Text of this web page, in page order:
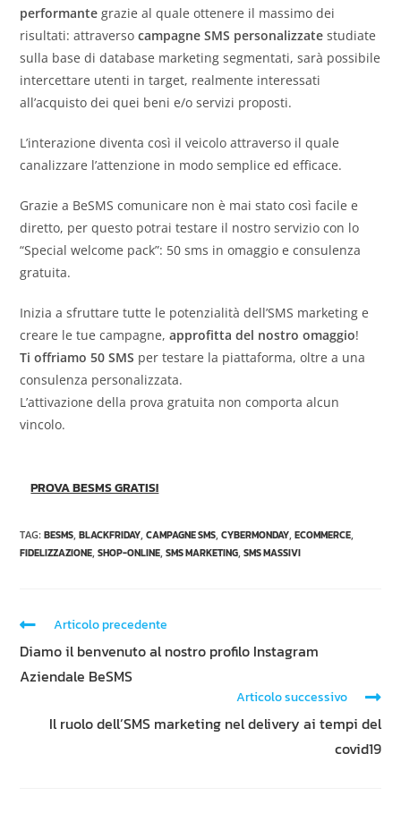
performante grazie al quale ottenere il massimo dei
risultati: attraversocampagne SMS personalizzate studiate
sulla base di database marketing segmentati, sarà possibile
intercettare utenti in target, realmente interessati
all’acquisto dei quei beni e/o servizi proposti.
L’interazione diventa così il veicolo attraverso il quale
canalizzare l’attenzione in modo semplice ed efficace.
Grazie a BeSMS comunicare non è mai stato così facile e
diretto, per questo potrai testare il nostro servizio con lo
“Special welcome pack”: 50 sms in omaggio e consulenza
gratuita.
Inizia a sfruttare tutte le potenzialità dell’SMS marketing e
creare le tue campagne,approfitta del nostro omaggio!
Ti offriamo 50 SMS per testare la piattaforma, oltre a una
consulenza personalizzata.
L’attivazione della prova gratuita non comporta alcun
vincolo.
PROVA BESMS GRATIS!
TAG:BESMS BLACKFRIDAY CAMPAGNE SMS CYBERMONDAY ECOMMERCE
FIDELIZZAZIONE SHOP-ONLINE SMS MARKETING SMS MASSIVI
Articolo precedente
Diamo il benvenuto al nostro profilo Instagram
Aziendale BeSMS
Articolo successivo
Il ruolo dell’SMS marketing nel delivery ai tempi del
covid19